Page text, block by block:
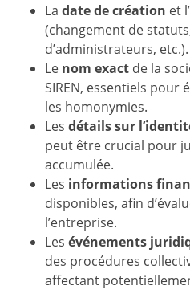
La date de création et
(changement de
d’administrateurs, etc.).
Le nom exact de la
SIREN, essentiels pour
les homonymies.
Les détails sur
peut être crucial pour
accumulée.
Les informations
disponibles, afin
l’entreprise.
Les événements
des procédures
affectant